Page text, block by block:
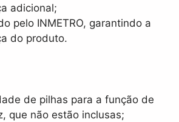
adicional;
pelo INMETRO, garantindo a
do produto.
de pilhas para a função de
que não estão inclusas;